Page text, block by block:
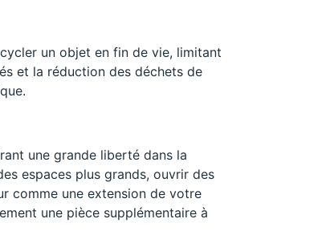
un objet en fin de vie, limitant
et la réduction des déchets de
une grande liberté dans la
espaces plus grands, ouvrir des
comme une extension de votre
une pièce supplémentaire à